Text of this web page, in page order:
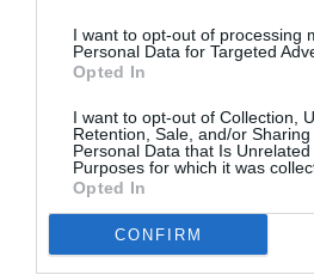
I want to opt-out of processing
Personal Data for Targeted
Opted In
I want to opt-out of Collection,
Retention, Sale, and/or
Personal Data that Is
Purposes for which it was
Opted In
CONFIRM
ΣΙΝΕΜΑ / ΝΕΑ
05.08.2026 | 11.47
Ο Γούντι
τιμηθεί με το
βραβείο
«Καρδιά του
Σαράγεβο» στο
32ο Φεστιβάλ
Κινηματογράφου